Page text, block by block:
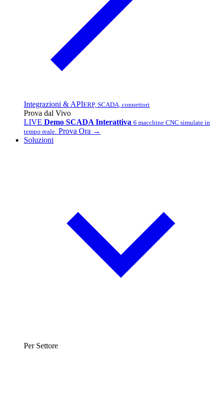
Integrazioni & APIERP, SCADA, connettori
Prova dal Vivo
LIVE Demo SCADA Interattiva 6 macchine CNC simulate in
tempo reale. Prova Ora →
Soluzioni
Per Settore